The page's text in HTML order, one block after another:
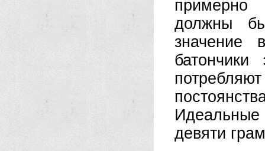
примерно
должны
значение
девяти